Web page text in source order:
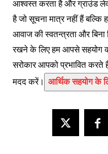
आश्वस्त करता है और ग्राउंड
है जो सूचना मात्र नहीं हैं
आवाज की स्वतन्त्रता और बिना
रखने के लिए हम आपसे सहयोग
सरोकार आपको प्रभावित करते
मदद करें। आर्थिक सहयोग के